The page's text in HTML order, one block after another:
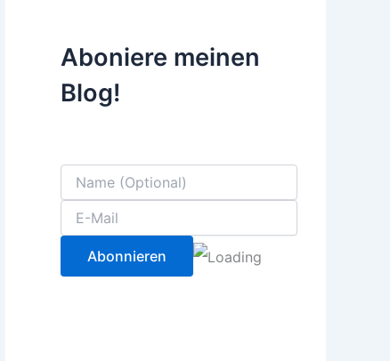
Aboniere meinen
Blog!